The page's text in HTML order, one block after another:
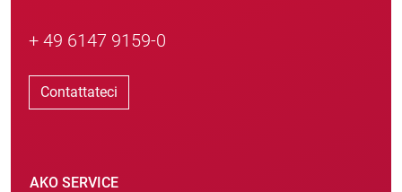
+ 49 6147 9159-0
Contattateci
AKO SERVICE